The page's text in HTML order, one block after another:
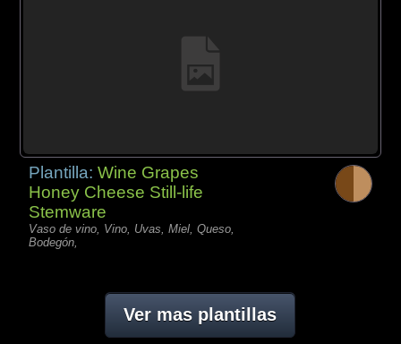
Plantilla:Wine Grapes
Honey Cheese Still-life
Stemware
Vaso de vino, Vino, Uvas, Miel, Queso,
Bodegón,
Ver mas plantillas